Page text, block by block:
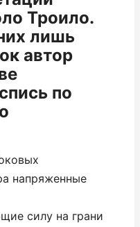
Троило.
лишь
автор
по
напряженные
силу на грани